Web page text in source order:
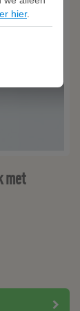
met
hier.